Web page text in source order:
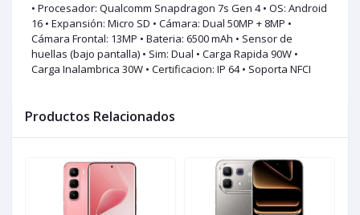
• Procesador: Qualcomm Snapdragon 7s Gen 4 • OS: Android
16 • Expansión: Micro SD • Cámara: Dual 50MP + 8MP •
Cámara Frontal: 13MP • Bateria: 6500 mAh • Sensor de
huellas (bajo pantalla) • Sim: Dual • Carga Rapida 90W •
Carga Inalambrica 30W • Certificacion: IP 64 • Soporta NFCI
Productos Relacionados